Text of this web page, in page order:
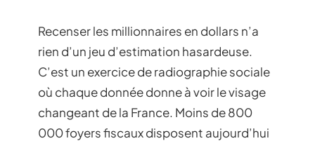
Recenser les millionnaires en dollars n’a
rien d’un jeu d’estimation hasardeuse.
C’est un exercice de radiographie sociale
où chaque donnée donne à voir le visage
changeant de la France. Moins de 800
000 foyers fiscaux disposent aujourd’hui